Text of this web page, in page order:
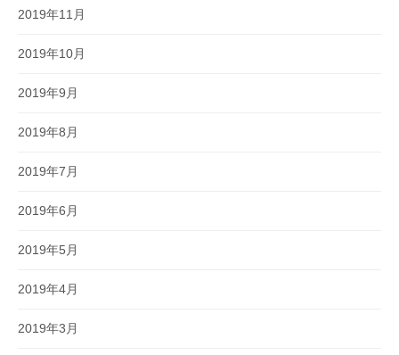
2019年11月
2019年10月
2019年9月
2019年8月
2019年7月
2019年6月
2019年5月
2019年4月
2019年3月